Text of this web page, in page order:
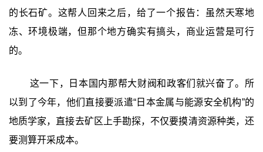
的长石矿。这帮人回来之后，给了一个报告：虽然天寒地
冻、环境极端，但那个地方确实有搞头，商业运营是可行
的。
这一下，日本国内那帮大财阀和政客们就兴奋了。所
以到了今年，他们直接要派遣“日本金属与能源安全机构”的
地质学家，直接去矿区上手勘探，不仅要摸清资源种类，还
要测算开采成本。